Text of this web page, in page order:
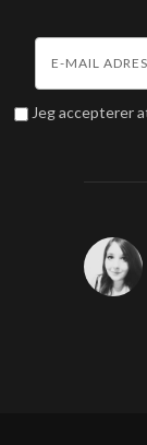
Jeg accepterer